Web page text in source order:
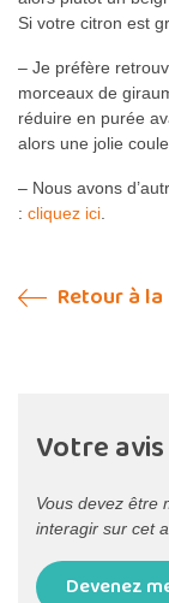
Si votre citron est
– Je préfère
morceaux de
réduire en purée
alors une jolie
– Nous avons
: cliquez ici
Retour à
Votre
Vous devez être
interagir sur cet
Devenez